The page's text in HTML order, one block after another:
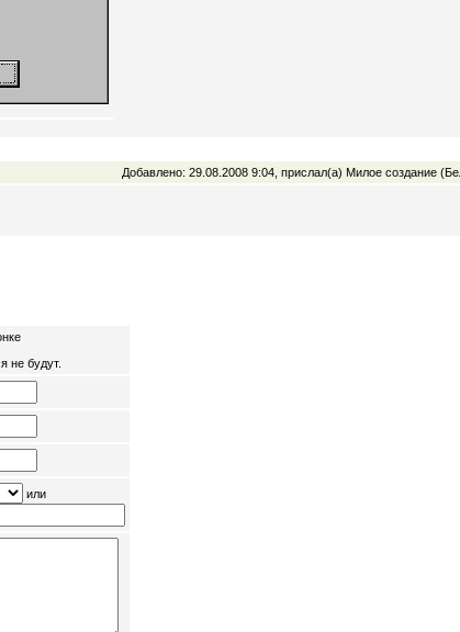
Добавлено: 29.08.2008 9:04, прислал(а) Милое создание
не будут.
или